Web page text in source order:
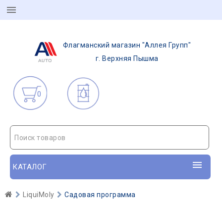
Флагманский магазин "Аллея Групп"
г. Верхняя Пышма
0
Поиск товаров
КАТАЛОГ
LiquiMoly Садовая программа